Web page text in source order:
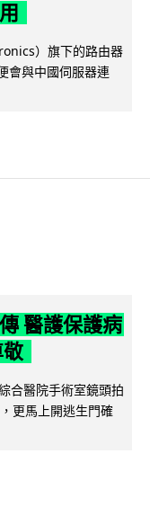
）旗下的路由器
會與中國伺服器連
醫護保護病
合醫院手術室鏡頭拍
更馬上開逃生門確